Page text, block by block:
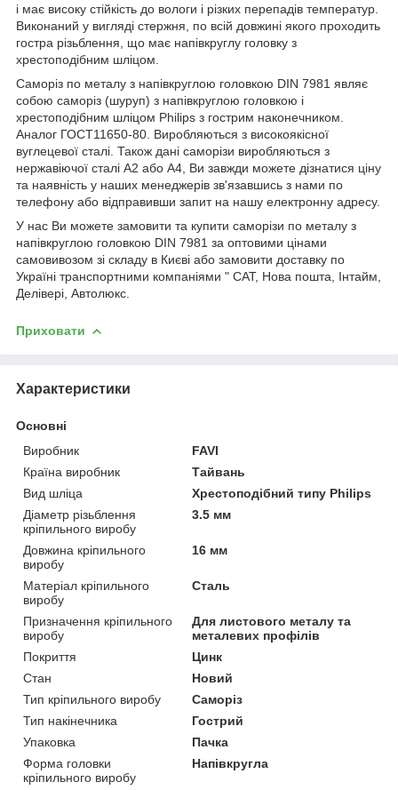
і має високу стійкість до вологи і різких перепадів температур.
Виконаний у вигляді стержня, по всій довжині якого проходить
гостра різьблення, що має напівкруглу головку з
хрестоподібним шліцом.
Саморіз по металу з напівкруглою головкою DIN 7981 являє
собою саморіз (шуруп) з напівкруглою головкою і
хрестоподібним шліцом Philips з гострим наконечником.
Аналог ГОСТ11650-80. Виробляються з високоякісної
вуглецевої сталі. Також дані саморізи виробляються з
нержавіючої сталі А2 або А4, Ви завжди можете дізнатися ціну
та наявність у наших менеджерів зв'язавшись з нами по
телефону або відправивши запит на нашу електронну адресу.
У нас Ви можете замовити та купити саморізи по металу з
напівкруглою головкою DIN 7981 за оптовими цінами
самовивозом зі складу в Києві або замовити доставку по
Україні транспортними компаніями " САТ, Нова пошта, Інтайм,
Делівері, Автолюкс.
Приховати
Характеристики
Основні
Виробник
FAVI
Країна виробник
Тайвань
Вид шліца
Хрестоподібний типу Philips
Діаметр різьблення
кріпильного виробу
3.5 мм
Довжина кріпильного
виробу
16 мм
Матеріал кріпильного
виробу
Сталь
Призначення кріпильного
виробу
Для листового металу та
металевих профілів
Покриття
Цинк
Стан
Новий
Тип кріпильного виробу
Саморіз
Тип накінечника
Гострий
Упаковка
Пачка
Форма головки
кріпильного виробу
Напівкругла